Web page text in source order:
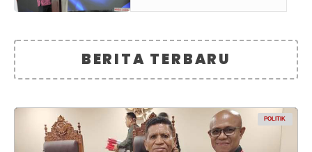
BERITA TERBARU
POLITIK